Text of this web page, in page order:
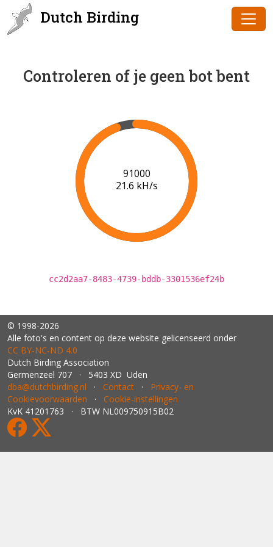
Dutch Birding
Controleren of je geen bot bent
91000
21.6 kH/s
cc2d2aa7-8483-4739-bddb-3301536ef24b
© 1998-2026
Alle foto's en content op deze website gelicenseerd onder
CC BY‑NC‑ND 4.0
Dutch Birding Association
Germenzeel 707 · 5403 XD Uden
dba@dutchbirding.nl · Contact · Privacy- en
Cookievoorwaarden · Cookie-instellingen
KvK 41201763 · BTW NL009750915B02